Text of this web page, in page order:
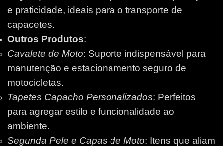
e praticidade, ideais para o transporte de
capacetes.
Outros Produtos:
Cavalete de Moto: Suporte indispensável para
manutenção e estacionamento seguro de
motocicletas.
Tapetes Capacho Personalizados: Perfeitos
para agregar estilo e funcionalidade ao
ambiente.
Segunda Pele e Capas de Moto: Itens que aliam